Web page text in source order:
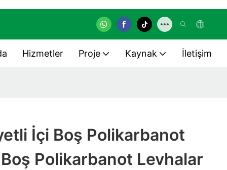
Hizmetler Proje Kaynak İletişim
İçi Boş Polikarbanot
Polikarbanot Levhalar